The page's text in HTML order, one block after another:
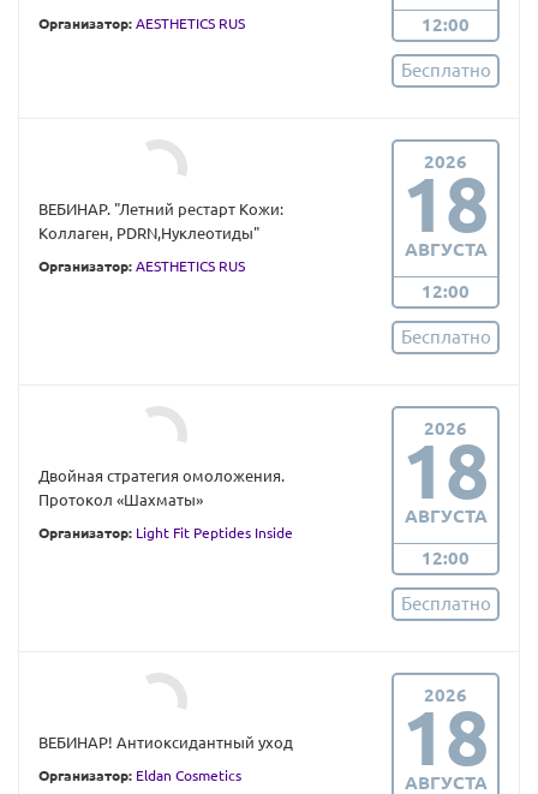
Организатор: AESTHETICS RUS 12:00
Бесплатно
ВЕБИНАР. "Летний рестарт Кожи:
Коллаген, PDRN,Нуклеотиды"
Организатор: AESTHETICS RUS
2026
18
АВГУСТА
12:00
Бесплатно
Двойная стратегия омоложения.
Протокол «Шахматы»
Организатор: Light Fit Peptides Inside
2026
18
АВГУСТА
12:00
Бесплатно
ВЕБИНАР! Антиоксидантный уход
Организатор: Eldan Cosmetics
2026
18
АВГУСТА